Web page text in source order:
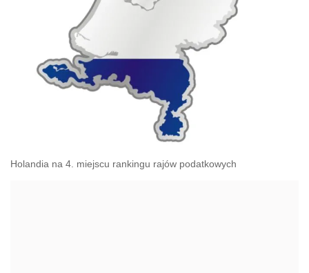
Holandia na 4. miejscu rankingu rajów podatkowych